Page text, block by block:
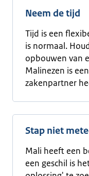
Neem de tijd
Tijd is een
is normaal.
opbouwen van
Malinezen is
zakenpartner
Stap niet
Mali heeft een
een geschil is